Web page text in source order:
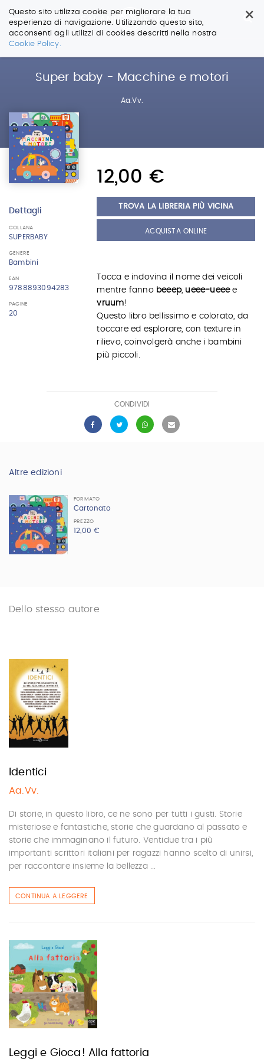
×
Questo sito utilizza cookie per migliorare la tua
esperienza di navigazione. Utilizzando questo sito,
acconsenti agli utilizzi di cookies descritti nella nostra
Cookie Policy.
Salta
Super baby - Macchine e motori
Aa.Vv.
Dettagli
COLLANA
SUPERBABY
GENERE
Bambini
EAN
9788893094283
PAGINE
20
12,00 €
TROVA LA LIBRERIA PIÙ VICINA
ACQUISTA ONLINE
Tocca e indovina il nome dei veicoli
mentre fanno beeep, ueee-ueeee
vruum!
Questo libro bellissimo e colorato, da
toccare ed esplorare, con texture in
rilievo, coinvolgerà anche i bambini
più piccoli.
CONDIVIDI
Altre edizioni
FORMATO
Cartonato
PREZZO
12,00 €
Dello stesso autore
Identici
Aa.Vv.
Di storie, in questo libro, ce ne sono per tutti i gusti. Storie
misteriose e fantastiche, storie che guardano al passato e
storie che immaginano il futuro. Ventidue tra i più
importanti scrittori italiani per ragazzi hanno scelto di unirsi,
per raccontare insieme la bellezza ...
CONTINUA A LEGGERE
Leggi e Gioca! Alla fattoria